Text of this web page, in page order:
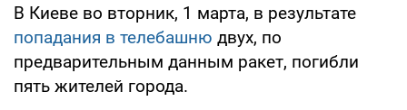
В Киеве во вторник, 1 марта, в результате
попадания в телебашню двух, по
предварительным данным ракет, погибли
пять жителей города.